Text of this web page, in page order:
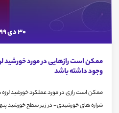
30 دی 1399
ممکن است رازهایی در مورد خورشید
وجود داشته باشد
ممکن است رازی در مورد عملکرد خورشید
شراره های خورشیدی- در زیر سطح خورشید